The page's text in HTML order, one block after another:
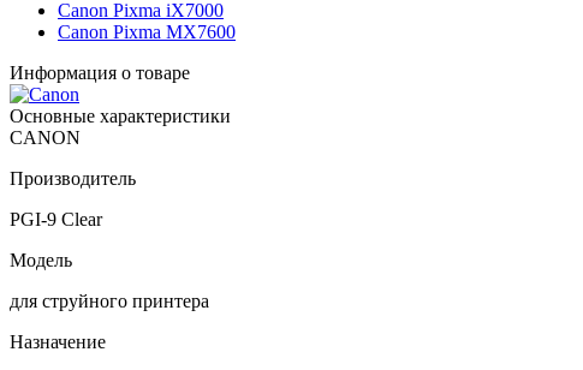
Canon Pixma iX7000
Canon Pixma MX7600
Информация о товаре
Основные характеристики
CANON
Производитель
PGI-9 Clear
Модель
для струйного принтера
Назначение